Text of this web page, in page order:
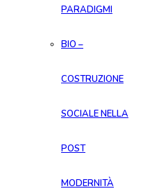
PARADIGMI
BIO –
COSTRUZIONE
SOCIALE NELLA
POST
MODERNITÀ